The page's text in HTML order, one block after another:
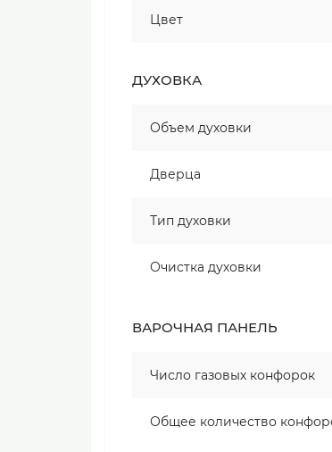
Цвет
ДУХОВКА
Объем духовки
Дверца
Тип духовки
Очистка духовки
ВАРОЧНАЯ ПАНЕЛЬ
Число газовых конфорок
Общее количество